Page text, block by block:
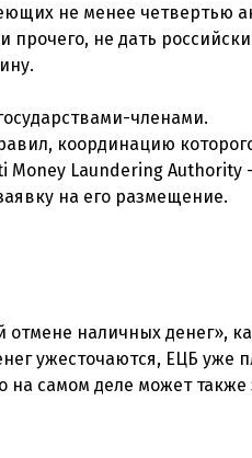
не менее четвертью
прочего, не дать
членами.
координацию
Laundering Authority -
отмене наличных денег»,
ужесточаются, ЕЦБ уже
самом деле может также